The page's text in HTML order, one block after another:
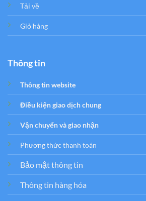
Tải về
Giỏ hàng
Thông tin
Thông tin website
Điều kiện giao dịch chung
Vận chuyển và giao nhận
Phương thức thanh toán
Bảo mật thông tin
Thông tin hàng hóa